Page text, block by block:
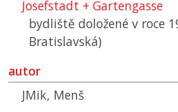
Josefstadt + Gartengasse
bydliště doložené v roce
Bratislavská)
autor
JMik, Menš